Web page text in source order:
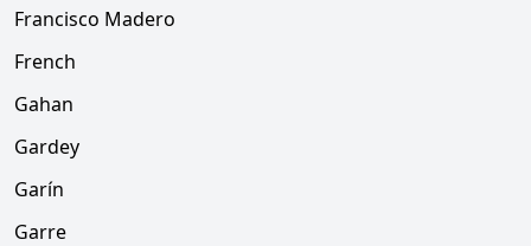
Francisco Madero
French
Gahan
Gardey
Garín
Garre